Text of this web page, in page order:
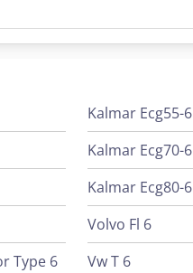
Type 6
Kalmar Ecg55-6
Kalmar Ecg70-6
Kalmar Ecg80-6
Volvo Fl 6
Vw T 6